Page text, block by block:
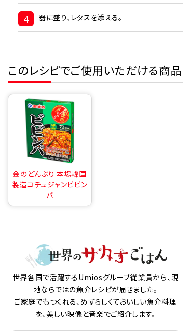
4 器に盛り、レタスを添える。
このレシピでご使用いただける商品
金のどんぶり 本場韓国
製造コチュジャンビビン
パ
世界各国で活躍するUmiosグループ従業員から、現
地ならではの魚介レシピが届きました。
ご家庭でもつくれる、めずらしくておいしい魚介料理
を、美しい映像と音楽でご紹介します。